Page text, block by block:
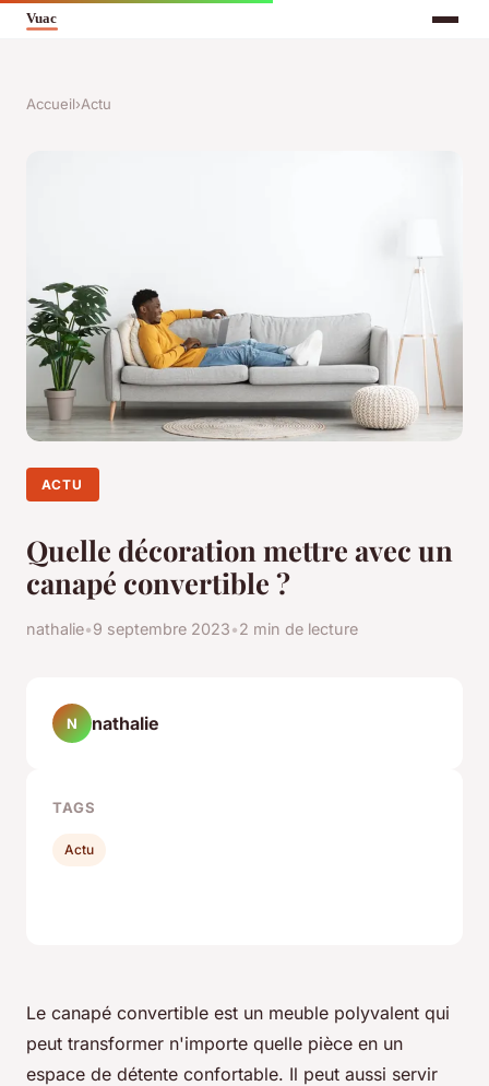
Accueil›Actu
ACTU
Quelle décoration mettre avec un
canapé convertible ?
nathalie•9 septembre 2023•2 min de lecture
Le canapé convertible est un meuble polyvalent qui
peut transformer n'importe quelle pièce en un
espace de détente confortable. Il peut aussi servir
N nathalie
TAGS
Actu